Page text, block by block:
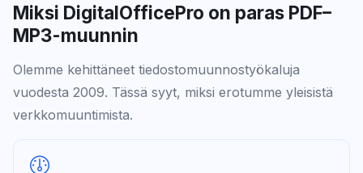
Miksi DigitalOfficePro on paras PDF–
MP3-muunnin
Olemme kehittäneet tiedostomuunnostyökaluja
vuodesta 2009. Tässä syyt, miksi erotumme yleisistä
verkkomuuntimista.